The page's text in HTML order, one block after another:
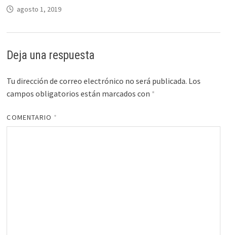
agosto 1, 2019
Deja una respuesta
Tu dirección de correo electrónico no será publicada. Los
campos obligatorios están marcados con *
COMENTARIO *